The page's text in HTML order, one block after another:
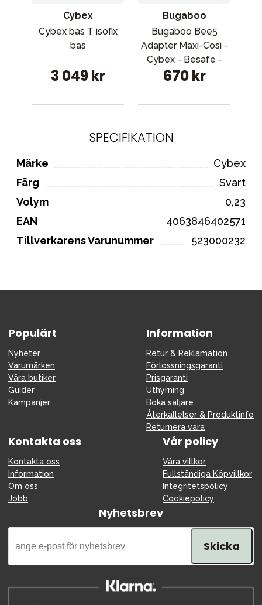
Cybex
Cybex bas T isofix
bas
3 049 kr
Bugaboo
Bugaboo Bee5
Adapter Maxi-Cosi -
Cybex - Besafe -
Bugaboo Turtle
670 kr
SPECIFIKATION
Märke
Cybex
Färg
Svart
Volym
0,23
EAN
4063846402571
Tillverkarens Varunummer
523000232
Populärt
Nyheter
Varumärken
Våra butiker
Guider
Kampanjer
Information
Retur & Reklamation
Förlossningsgaranti
Prisgaranti
Uthyrning
Boka säljare
Återkallelser & Produktinfo
Returnera vara
Kontakta oss
Kontakta oss
Information
Om oss
Jobb
Vår policy
Våra villkor
Fullständiga Köpvillkor
Integritetspolicy
Cookiepolicy
Nyhetsbrev
Skicka